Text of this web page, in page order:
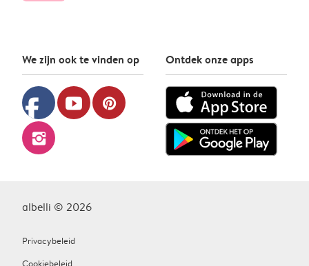
We zijn ook te vinden op
facebook youtube pinterest
instagram
Ontdek onze apps
albelli © 2026
Privacybeleid
Cookiebeleid